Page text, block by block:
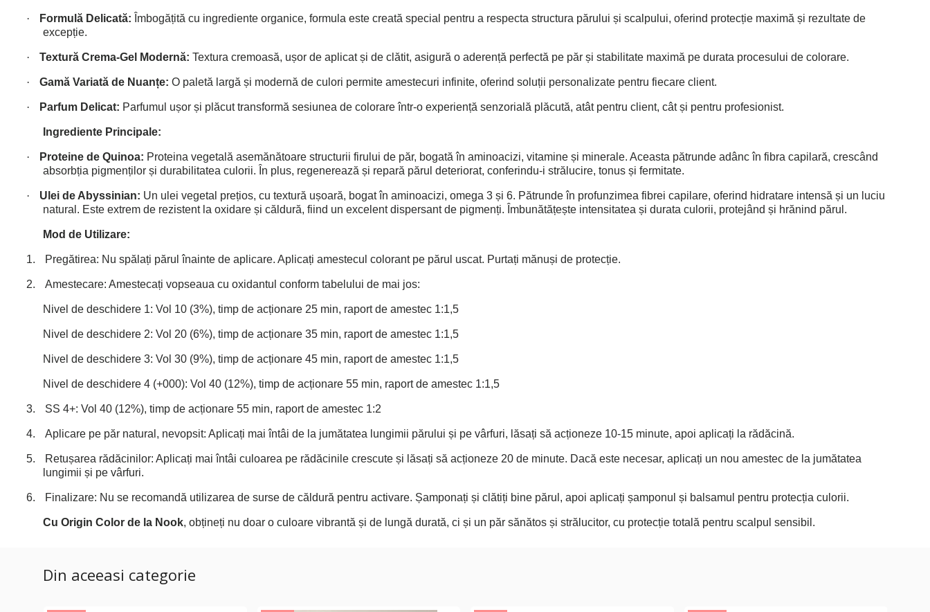
· Formulă Delicată: Îmbogățită cu ingrediente organice, formula este creată special pentru a respecta structura părului și scalpului, oferind protecție maximă și rezultate de
excepție.
· Textură Crema-Gel Modernă: Textura cremoasă, ușor de aplicat și de clătit, asigură o aderență perfectă pe păr și stabilitate maximă pe durata procesului de colorare.
· Gamă Variată de Nuanțe: O paletă largă și modernă de culori permite amestecuri infinite, oferind soluții personalizate pentru fiecare client.
· Parfum Delicat: Parfumul ușor și plăcut transformă sesiunea de colorare într-o experiență senzorială plăcută, atât pentru client, cât și pentru profesionist.
Ingrediente Principale:
· Proteine de Quinoa: Proteina vegetală asemănătoare structurii firului de păr, bogată în aminoacizi, vitamine și minerale. Aceasta pătrunde adânc în fibra capilară, crescând
absorbția pigmenților și durabilitatea culorii. În plus, regenerează și repară părul deteriorat, conferindu-i strălucire, tonus și fermitate.
· Ulei de Abyssinian: Un ulei vegetal prețios, cu textură ușoară, bogat în aminoacizi, omega 3 și 6. Pătrunde în profunzimea fibrei capilare, oferind hidratare intensă și un luciu
natural. Este extrem de rezistent la oxidare și căldură, fiind un excelent dispersant de pigmenți. Îmbunătățește intensitatea și durata culorii, protejând și hrănind părul.
Mod de Utilizare:
1. Pregătirea: Nu spălați părul înainte de aplicare. Aplicați amestecul colorant pe părul uscat. Purtați mănuși de protecție.
2. Amestecare: Amestecați vopseaua cu oxidantul conform tabelului de mai jos:
Nivel de deschidere 1: Vol 10 (3%), timp de acționare 25 min, raport de amestec 1:1,5
Nivel de deschidere 2: Vol 20 (6%), timp de acționare 35 min, raport de amestec 1:1,5
Nivel de deschidere 3: Vol 30 (9%), timp de acționare 45 min, raport de amestec 1:1,5
Nivel de deschidere 4 (+000): Vol 40 (12%), timp de acționare 55 min, raport de amestec 1:1,5
3. SS 4+: Vol 40 (12%), timp de acționare 55 min, raport de amestec 1:2
4. Aplicare pe păr natural, nevopsit: Aplicați mai întâi de la jumătatea lungimii părului și pe vârfuri, lăsați să acționeze 10-15 minute, apoi aplicați la rădăcină.
5.
Retușarea rădăcinilor: Aplicați mai întâi culoarea pe rădăcinile crescute și lăsați să acționeze 20 de minute. Dacă este necesar, aplicați un nou amestec de la jumătatea
lungimii și pe vârfuri.
6. Finalizare: Nu se recomandă utilizarea de surse de căldură pentru activare. Șamponați și clătiți bine părul, apoi aplicați șamponul și balsamul pentru protecția culorii.
Cu Origin Color de la Nook, obțineți nu doar o culoare vibrantă și de lungă durată, ci și un păr sănătos și strălucitor, cu protecție totală pentru scalpul sensibil.
Din aceeasi categorie